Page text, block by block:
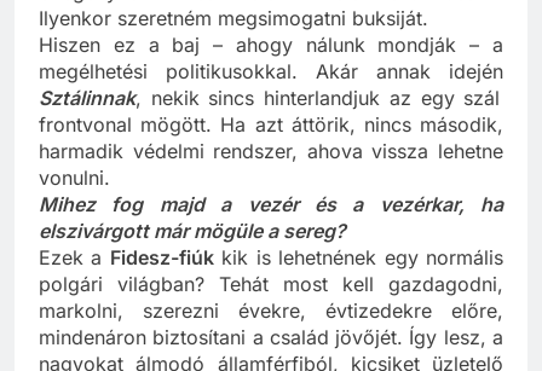
Szegényke. Mi lesz vele? Az élet néha hosszú.
Ilyenkor szeretném megsimogatni buksiját.
Hiszen ez a baj – ahogy nálunk mondják – a
megélhetési politikusokkal. Akár annak idején
Sztálinnak , nekik sincs hinterlandjuk az egy szál
frontvonal mögött. Ha azt áttörik, nincs második,
harmadik védelmi rendszer, ahova vissza lehetne
vonulni.
Mihez fog majd a vezér és a vezérkar, ha
elszivárgott már mögüle a sereg?
Ezek a
Fidesz-fiúk kik is lehetnének egy normális
polgári világban? Tehát most kell gazdagodni,
markolni, szerezni évekre, évtizedekre előre,
mindenáron biztosítani a család jövőjét. Így lesz, a